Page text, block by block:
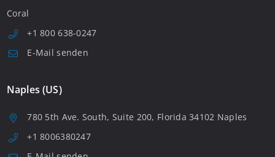
Coral
+1 800 638-0247
E-Mail senden
Naples (US)
780 5th Ave. South, Suite 200, Florida 34102 Naples
+1 8006380247